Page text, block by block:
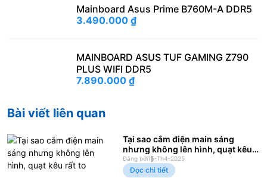
Mainboard Asus Prime B760M-A DDR5
3.490.000 ₫
MAINBOARD ASUS TUF GAMING Z790
PLUS WIFI DDR5
7.890.000 ₫
Bài viết liên quan
Đăng bởi15-Th4-2025
Tại sao cắm điện main sáng
nhưng không lên hình, quạt kêu
rất to
Đọc chi tiết